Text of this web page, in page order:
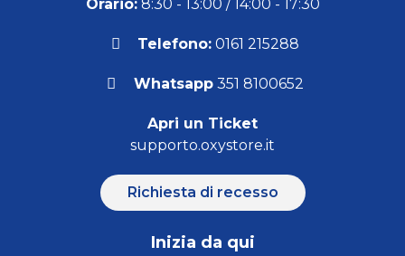
Orario:8:30 - 13:00 / 14:00 - 17:30
Telefono: 0161 215288
Whatsapp351 8100652
Apri un Ticket
supporto.oxystore.it
Richiesta di recesso
Inizia da qui